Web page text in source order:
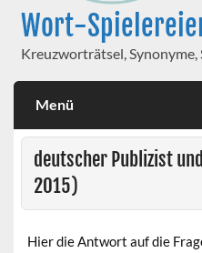
Wort-
Kreuzworträtsel, Synonyme,
Menü
deutscher Publizist
2015)
Hier die Antwort auf die